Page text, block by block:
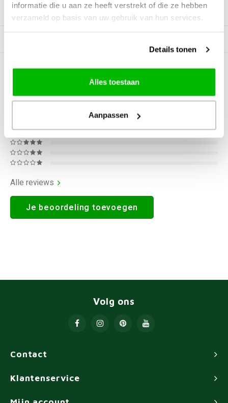
informatie die u aan ze heeft verstrekt of die ze hebben
verzameld op basis van uw gebruik van hun services.
Details tonen
Alles toestaan
Aanpassen
BEOORDELINGEN
0Reviews
Alle reviews
Je beoordeling toevoegen
Contact
Volg ons
Klantenservice